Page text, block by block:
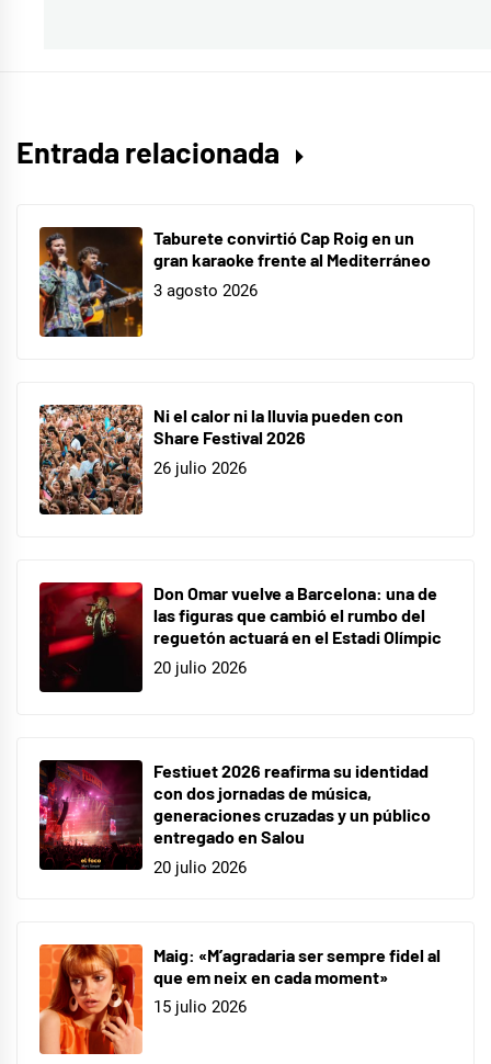
Music
Entrada relacionada
Taburete convirtió Cap Roig en un
gran karaoke frente al Mediterráneo
3 agosto 2026
Ni el calor ni la lluvia pueden con
Share Festival 2026
26 julio 2026
Don Omar vuelve a Barcelona: una de
las figuras que cambió el rumbo del
reguetón actuará en el Estadi Olímpic
20 julio 2026
Festiuet 2026 reafirma su identidad
con dos jornadas de música,
generaciones cruzadas y un público
entregado en Salou
20 julio 2026
Maig: «M’agradaria ser sempre fidel al
que em neix en cada moment»
15 julio 2026